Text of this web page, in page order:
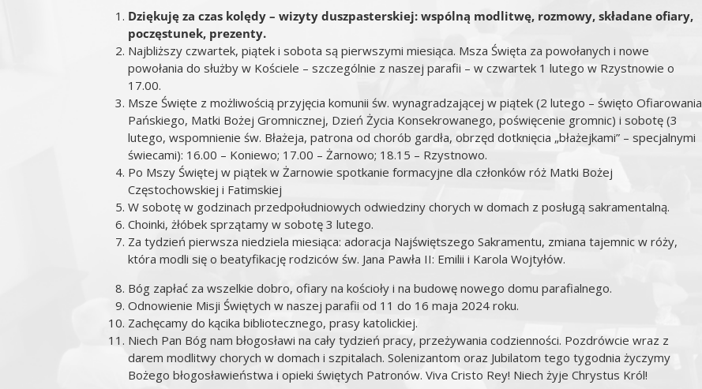
Dziękuję za czas kolędy – wizyty duszpasterskiej: wspólną modlitwę, rozmowy, składane ofiary,
poczęstunek, prezenty.
Najbliższy czwartek, piątek i sobota są pierwszymi miesiąca. Msza Święta za powołanych i nowe
powołania do służby w Kościele – szczególnie z naszej parafii – w czwartek 1 lutego w Rzystnowie o
17.00.
Msze Święte z możliwością przyjęcia komunii św. wynagradzającej w piątek (2 lutego – święto Ofiarowania
Pańskiego, Matki Bożej Gromnicznej, Dzień Życia Konsekrowanego, poświęcenie gromnic) i sobotę (3
lutego, wspomnienie św. Błażeja, patrona od chorób gardła, obrzęd dotknięcia „błażejkami” – specjalnymi
świecami): 16.00 – Koniewo; 17.00 – Żarnowo; 18.15 – Rzystnowo.
Po Mszy Świętej w piątek w Żarnowie spotkanie formacyjne dla członków róż Matki Bożej
Częstochowskiej i Fatimskiej
W sobotę w godzinach przedpołudniowych odwiedziny chorych w domach z posługą sakramentalną.
Choinki, żłóbek sprzątamy w sobotę 3 lutego.
Za tydzień pierwsza niedziela miesiąca: adoracja Najświętszego Sakramentu, zmiana tajemnic w róży,
która modli się o beatyfikację rodziców św. Jana Pawła II: Emilii i Karola Wojtyłów.
Bóg zapłać za wszelkie dobro, ofiary na kościoły i na budowę nowego domu parafialnego.
Odnowienie Misji Świętych w naszej parafii od 11 do 16 maja 2024 roku.
Zachęcamy do kącika bibliotecznego, prasy katolickiej.
Niech Pan Bóg nam błogosławi na cały tydzień pracy, przeżywania codzienności. Pozdrówcie wraz z
darem modlitwy chorych w domach i szpitalach. Solenizantom oraz Jubilatom tego tygodnia życzymy
Bożego błogosławieństwa i opieki świętych Patronów. Viva Cristo Rey! Niech żyje Chrystus Król!